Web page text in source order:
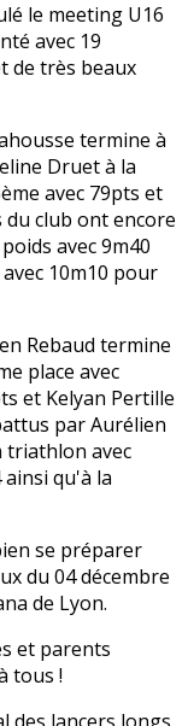
le meeting U16
avec 19
de très beaux
termine à
Druet à la
avec 79pts et
du club ont encore
avec 9m40
10m10 pour
Rebaud termine
place avec
et Kelyan Pertille
par Aurélien
triathlon avec
qu'à la
se préparer
du 04 décembre
de Lyon.
et parents
tous !